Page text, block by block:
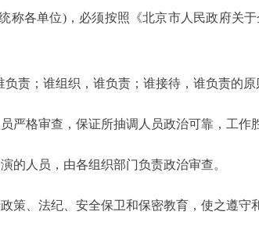
称各单位)，必须按照《北京市人民政府关
；谁组织，谁负责；谁接待，谁负责的原
格审查，保证所抽调人员政治可靠，工作
人员，由各组织部门负责政治审查。
、法纪、安全保卫和保密教育，使之遵守